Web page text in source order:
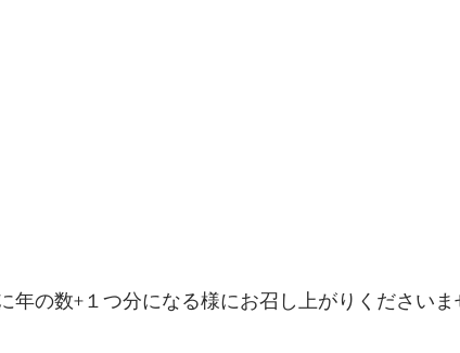
年の数+１つ分になる様にお召し上がりくださいま